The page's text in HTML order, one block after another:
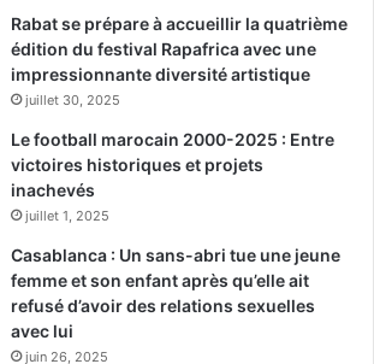
Rabat se prépare à accueillir la quatrième
édition du festival Rapafrica avec une
impressionnante diversité artistique
juillet 30, 2025
Le football marocain 2000-2025 : Entre
victoires historiques et projets
inachevés
juillet 1, 2025
Casablanca : Un sans-abri tue une jeune
femme et son enfant après qu’elle ait
refusé d’avoir des relations sexuelles
avec lui
juin 26, 2025